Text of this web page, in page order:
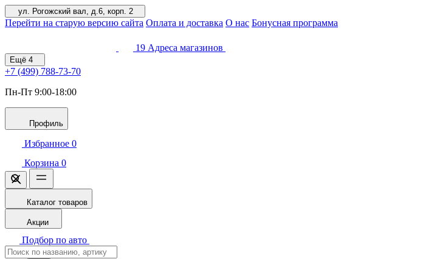
ул. Рогожский вал, д.6, корп. 2
Перейти на старую версию сайта Оплата и доставка О нас Бонусная программа
19 Адреса магазинов
Ещё 4
+7 (499) 788-73-70
Пн-Пт 9:00-18:00
Профиль
Избранное 0
Корзина 0
Каталог товаров
Акции
Подбор по авто